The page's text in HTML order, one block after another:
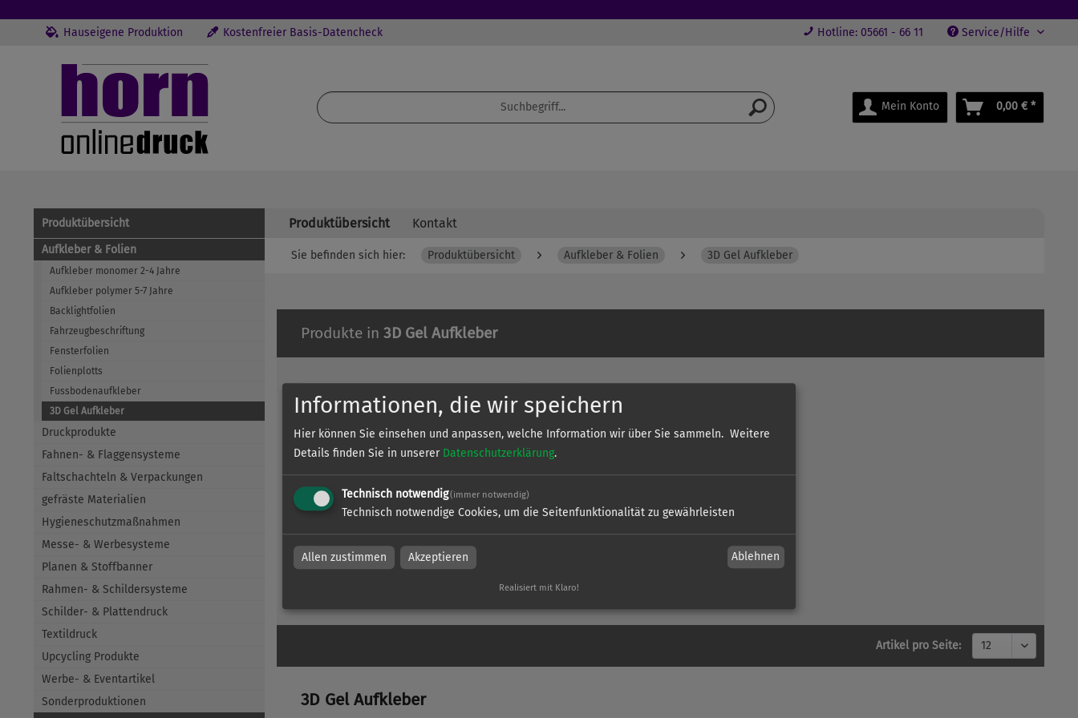
Hauseigene Produktion Kostenfreier Basis-Datencheck Hotline: 05661 - 66 11 Service/Hilfe
Mein Konto 0,00 € *
Produktübersicht
Aufkleber & Folien
Aufkleber monomer 2-4 Jahre
Aufkleber polymer 5-7 Jahre
Backlightfolien
Fahrzeugbeschriftung
Fensterfolien
Folienplotts
Fussbodenaufkleber
3D Gel Aufkleber
Druckprodukte
Fahnen- & Flaggensysteme
Faltschachteln & Verpackungen
gefräste Materialien
Hygieneschutzmaßnahmen
Messe- & Werbesysteme
Planen & Stoffbanner
Rahmen- & Schildersysteme
Schilder- & Plattendruck
Textildruck
Upcycling Produkte
Werbe- & Eventartikel
Sonderproduktionen
Produktübersicht Kontakt
Sie befinden sich hier: Produktübersicht Aufkleber & Folien 3D Gel Aufkleber
Produkte in 3D Gel Aufkleber
3D-Gel-Aufkleber
Artikel pro Seite:
3D Gel Aufkleber
Informationen, die wir speichern
Hier können Sie einsehen und anpassen, welche Information wir über Sie sammeln. Weitere
Details finden Sie in unserer Datenschutzerklärung.
Technisch notwendig(immer notwendig)
Technisch notwendige Cookies, um die Seitenfunktionalität zu gewährleisten
Allen zustimmen Akzeptieren Ablehnen
Realisiert mit Klaro!